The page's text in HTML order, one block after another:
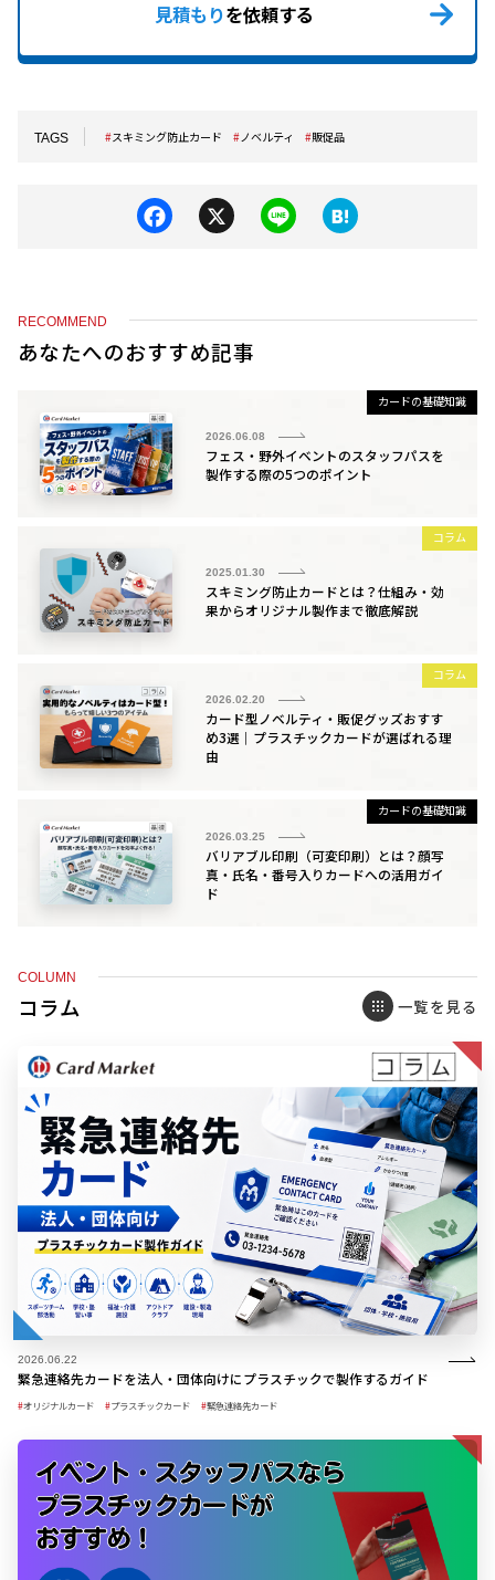
見積もりを依頼する
TAGS スキミング防止カード ノベルティ 販促品
e
b
Li
n
RECOMMEND
あなたへのおすすめ記事
2026.06.08
フェス・野外イベントのスタッフパスを
製作する際の5つのポイント
カードの基礎知識
2025.01.30
スキミング防止カードとは？仕組み・効
果からオリジナル製作まで徹底解説
コラム
2026.02.20
カード型ノベルティ・販促グッズおすす
め3選｜プラスチックカードが選ばれる理
由
コラム
2026.03.25
バリアブル印刷（可変印刷）とは？顔写
真・氏名・番号入りカードへの活用ガイ
ド
カードの基礎知識
COLUMN
コラム 一覧を見る
2026.06.22
緊急連絡先カードを法人・団体向けにプラスチックで製作するガイド
オリジナルカード プラスチックカード 緊急連絡先カード